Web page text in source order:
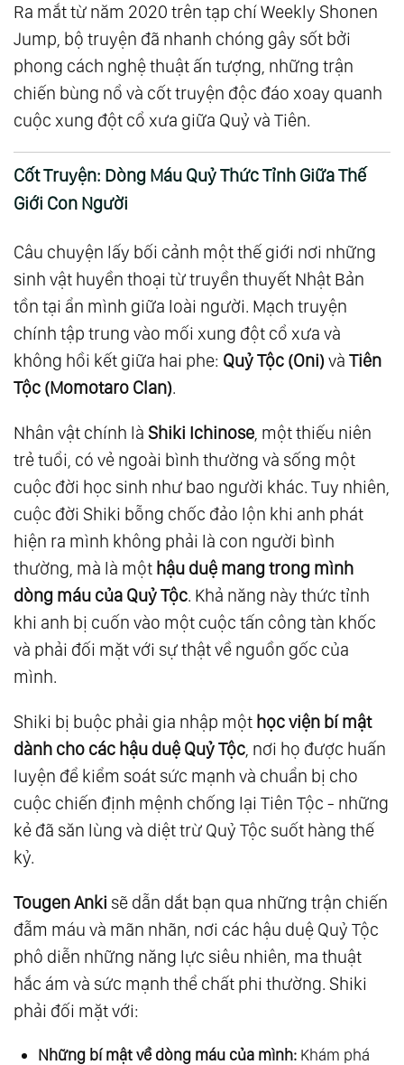
Ra mắt từ năm 2020 trên tạp chí Weekly Shonen
Jump, bộ truyện đã nhanh chóng gây sốt bởi
phong cách nghệ thuật ấn tượng, những trận
chiến bùng nổ và cốt truyện độc đáo xoay quanh
cuộc xung đột cổ xưa giữa Quỷ và Tiên.
Cốt Truyện: Dòng Máu Quỷ Thức Tỉnh Giữa Thế
Giới Con Người
Câu chuyện lấy bối cảnh một thế giới nơi những
sinh vật huyền thoại từ truyền thuyết Nhật Bản
tồn tại ẩn mình giữa loài người. Mạch truyện
chính tập trung vào mối xung đột cổ xưa và
không hồi kết giữa hai phe: Quỷ Tộc (Oni)và Tiên
Tộc (Momotaro Clan).
Nhân vật chính là Shiki Ichinose , một thiếu niên
trẻ tuổi, có vẻ ngoài bình thường và sống một
cuộc đời học sinh như bao người khác. Tuy nhiên,
cuộc đời Shiki bỗng chốc đảo lộn khi anh phát
hiện ra mình không phải là con người bình
thường, mà là một hậu duệ mang trong mình
dòng máu của Quỷ Tộc. Khả năng này thức tỉnh
khi anh bị cuốn vào một cuộc tấn công tàn khốc
và phải đối mặt với sự thật về nguồn gốc của
mình.
Shiki bị buộc phải gia nhập một học viện bí mật
dành cho các hậu duệ Quỷ Tộc , nơi họ được huấn
luyện để kiểm soát sức mạnh và chuẩn bị cho
cuộc chiến định mệnh chống lại Tiên Tộc - những
kẻ đã săn lùng và diệt trừ Quỷ Tộc suốt hàng thế
kỷ.
Tougen Anki sẽ dẫn dắt bạn qua những trận chiến
đẫm máu và mãn nhãn, nơi các hậu duệ Quỷ Tộc
phô diễn những năng lực siêu nhiên, ma thuật
hắc ám và sức mạnh thể chất phi thường. Shiki
phải đối mặt với:
Những bí mật về dòng máu của mình: Khám phá